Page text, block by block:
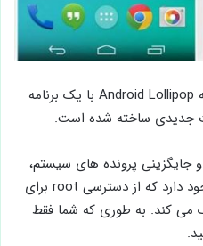
Android KitKat با ظاهری شبیه به Android Lollipop با یک برنامه
پرونده های سیستم،
هزاران و هزاران برنامه دیگر نیز وجود دارد که از دسترسی root برای
می کند. به طوری که شما فقط